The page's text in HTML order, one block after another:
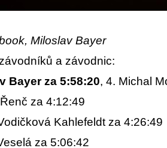
Miloslav Bayer
a závodnic:
Bayer za 5:58:20, 4. Michal
za 4:12:49
Kahlefeldt za 4:26:49
za 5:06:42